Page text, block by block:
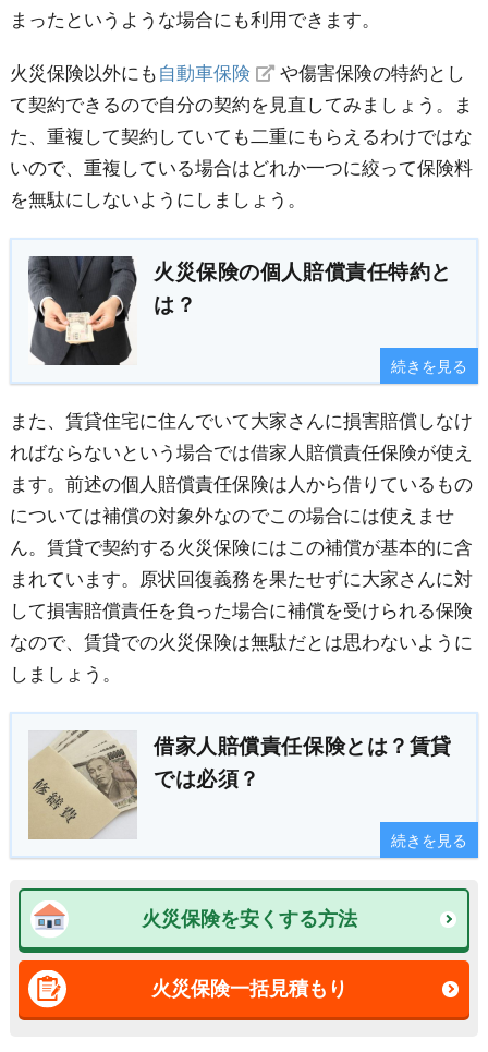
まったというような場合にも利用できます。
火災保険以外にも 自動車保険
や傷害保険の特約とし
て契約できるので自分の契約を見直してみましょう。ま
た、重複して契約していても二重にもらえるわけではな
いので、重複している場合はどれか一つに絞って保険料
を無駄にしないようにしましょう。
火災保険の個人賠償責任特約と
は？
続きを見る
また、賃貸住宅に住んでいて大家さんに損害賠償しなけ
ればならないという場合では借家人賠償責任保険が使え
ます。前述の個人賠償責任保険は人から借りているもの
については補償の対象外なのでこの場合には使えませ
ん。賃貸で契約する火災保険にはこの補償が基本的に含
まれています。原状回復義務を果たせずに大家さんに対
して損害賠償責任を負った場合に補償を受けられる保険
なので、賃貸での火災保険は無駄だとは思わないように
しましょう。
借家人賠償責任保険とは？賃貸
では必須？
続きを見る
火災保険を安くする方法
火災保険一括見積もり